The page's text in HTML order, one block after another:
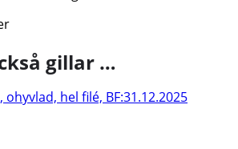
gillar …